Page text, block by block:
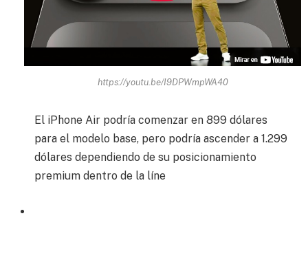
https://youtu.be/I9DPWmpWA40
El iPhone Air podría comenzar en 899 dólares
para el modelo base, pero podría ascender a 1.299
dólares dependiendo de su posicionamiento
premium dentro de la líne